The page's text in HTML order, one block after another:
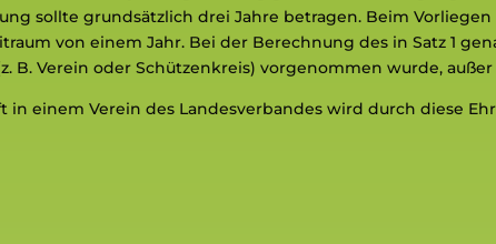
sollte grundsätzlich drei Jahre betragen. Beim
von einem Jahr. Bei der Berechnung des in Satz 1
Verein oder Schützenkreis) vorgenommen wurde,
einem Verein des Landesverbandes wird durch diese